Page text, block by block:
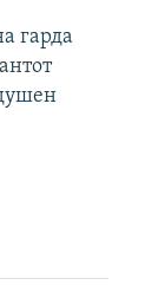
гарда